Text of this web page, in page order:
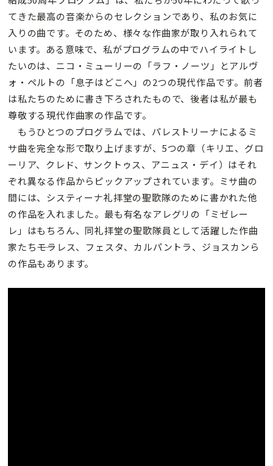
てきた最高の音楽からのセレクションであり、私のお気に
入りの曲です。そのため、様々な作曲家が取り入れられて
います。ある意味で、私がプログラムの中でハイライトし
たいのは、ニコ・ミューリーの「ラフ・ノーツ」とアルヴ
ォ・ペルトの「息子はどこへ」の2つの現代作品です。前者
は私たちのために書き下ろされたもので、後者は私が最も
尊敬する現代作曲家の作品です。
もうひとつのプログラムでは、パレストリーナによるミ
サ曲を完全な形で取り上げますが、5つの章（キリエ、グロ
ーリア、クレド、サンクトゥス、アニュス・デイ）はそれ
ぞれ異なる作品からピックアップされています。ミサ曲の
間には、システィーナ礼拝堂の聖歌隊のために書かれた他
の作品を入れました。最も有名なアレグリの「ミゼレー
レ」はもちろん、同礼拝堂の聖歌隊員として活躍した作曲
家たち――モラレス、フェスタ、カルパントラ、ジョスカンら
の作品もあります。